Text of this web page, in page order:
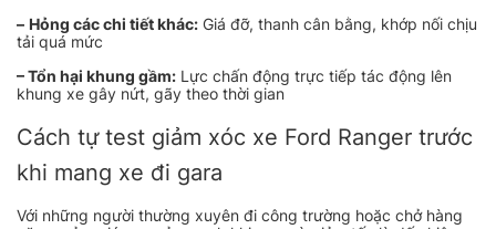
– Hỏng các chi tiết khác: Giá đỡ, thanh cân bằng, khớp nối chịu
tải quá mức
– Tổn hại khung gầm: Lực chấn động trực tiếp tác động lên
khung xe gây nứt, gãy theo thời gian
Cách tự test giảm xóc xe Ford Ranger trước
khi mang xe đi gara
Với những người thường xuyên đi công trường hoặc chở hàng